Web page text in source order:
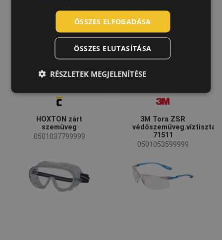
HOXTON zárt
szemüveg
0501037799999
3M Tora ZSR
védőszemüveg.víztiszta
71511
0501053599999
GERMAN
FRENCH
ÖSSZES ELFOGADÁSA
ÖSSZES ELUTASÍTÁSA
RÉSZLETEK MEGJELENÍTÉSE